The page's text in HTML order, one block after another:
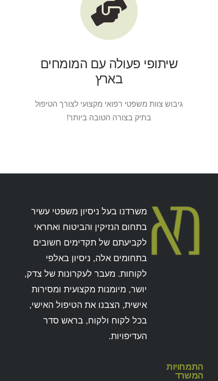
שיתופי פעולה עם המומחים
בארץ
גיבוש צוות משפטי רפואי מקצועי לצורך הטיפול
בתיק בצורה הטובה ביותר!
משרדנו בעל ניסיון משפטי עשיר
בתחום הנזיקין והביטוח ואחראי
לקביעתם של תקדימים חשובים
בתחומים אלה, ניסיון באלפי
לקוחות. מעבר לעקרונות של צדק,
יושר, מיומנות מקצועית ומסירות
אישית, הצבנו את הטיפול האישי,
בכל לקוח ולקוח, בראש סדר
העדיפויות.
התמחויות
המשרד